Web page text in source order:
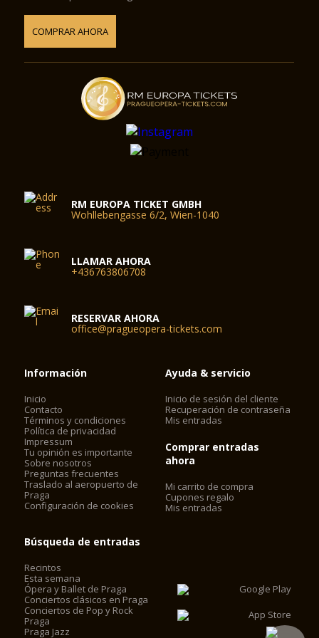
Smichov, Radlicka St - P + R - Radlicka, tomar la línea B del
metro y bajar en la estación de Českomoravská.
en dirección a Pilsen y Zlicin - P + R - Zlicin, tome la línea
undergroundnd B y bajar en la estación de Českomoravská.
Aparcamiento cerca de la O2 Arena
Las siguientes calles - Drahobejlova, Ocelářská, K Moravine,
sur de Sokolovska (entre Balabenkova y K Moravine), Na
Harfe, Ceskomoravska (entre Klecakova y Freyova),
Ceskomoravska (entre kurta Konrada y Drahobejlova) - son
de motor sin un parking permiso de estacionamiento
correspondiente en esta área pueden ser retirados por la
grúa.
COMPRAR AHORA
RM EUROPA TICKET GMBH
Wohllebengasse 6/2, Wien-1040
LLAMAR AHORA
+436763806708
RESERVAR AHORA
office@pragueopera-tickets.com
Información
Inicio
Contacto
Términos y condiciones
Política de privacidad
Impressum
Tu opinión es importante
Sobre nosotros
Preguntas frecuentes
Traslado al aeropuerto de
Praga
Configuración de cookies
Ayuda & servicio
Inicio de sesión del cliente
Recuperación de contraseña
Mis entradas
Comprar entradas
ahora
Mi carrito de compra
Cupones regalo
Mis entradas
Búsqueda de entradas
Recintos
Esta semana
Ópera y Ballet de Praga
Conciertos clásicos en Praga
Conciertos de Pop y Rock
Praga
Praga Jazz